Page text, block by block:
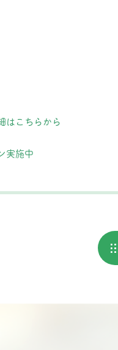
はこちらから
実施中